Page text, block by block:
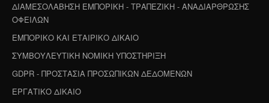
ΔΙΑΜΕΣΟΛΑΒΗΣΗ ΕΜΠΟΡΙΚΗ - ΤΡΑΠΕΖΙΚΗ - ΑΝΑΔΙΑΡΘΡΩΣΗΣ
ΟΦΕΙΛΩΝ
ΕΜΠΟΡΙΚΟ ΚΑΙ ΕΤΑΙΡΙΚΟ ΔΙΚΑΙΟ
ΣΥΜΒΟΥΛΕΥΤΙΚΗ ΝΟΜΙΚΗ ΥΠΟΣΤΗΡΙΞΗ
GDPR - ΠΡΟΣΤΑΣΙΑ ΠΡΟΣΩΠΙΚΩΝ ΔΕΔΟΜΕΝΩΝ
ΕΡΓΑΤΙΚΟ ΔΙΚΑΙΟ